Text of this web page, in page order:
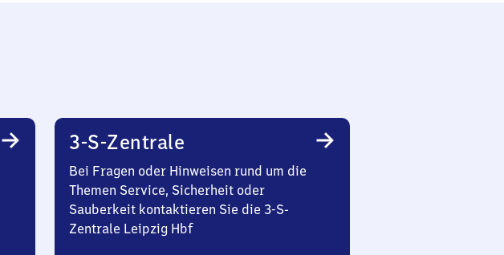
3-S-Zentrale
Bei Fragen oder Hinweisen rund um die
Themen Service, Sicherheit oder
Sauberkeit kontaktieren Sie die 3-S-
Zentrale Leipzig Hbf